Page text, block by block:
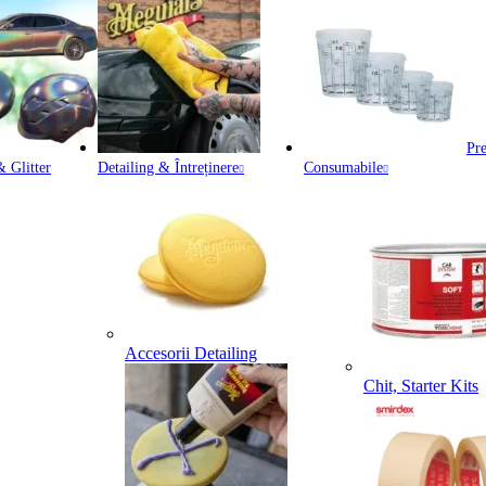
Glitter Detailing & Întreținere
Accesorii Detailing
Consumabile
Chit, Starter Kits